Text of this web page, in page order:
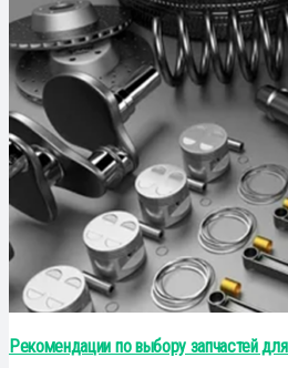
Рекомендации по выбору запчастей